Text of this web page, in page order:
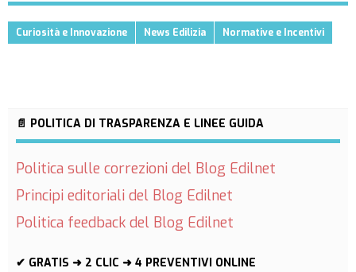
Curiosità e Innovazione News Edilizia Normative e Incentivi
📄 POLITICA DI TRASPARENZA E LINEE GUIDA
Politica sulle correzioni del Blog Edilnet
Principi editoriali del Blog Edilnet
Politica feedback del Blog Edilnet
✔ GRATIS ➜ 2 CLIC ➜ 4 PREVENTIVI ONLINE